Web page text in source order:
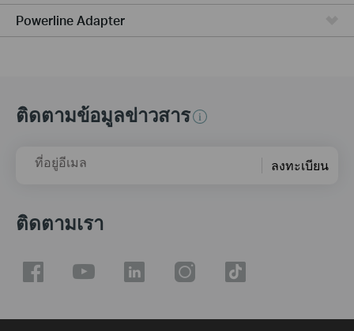
Powerline Adapter
ติดตามข้อมูลข่าวสาร
ที่อยู่อีเมล ลงทะเบียน
ติดตามเรา